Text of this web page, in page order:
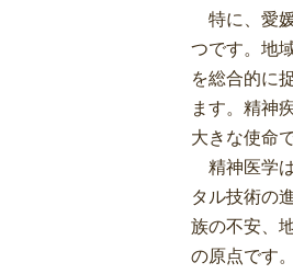
特に、愛
つです。地
を総合的に
ます。精神
大きな使命
精神医学
タル技術の
族の不安、
の原点です